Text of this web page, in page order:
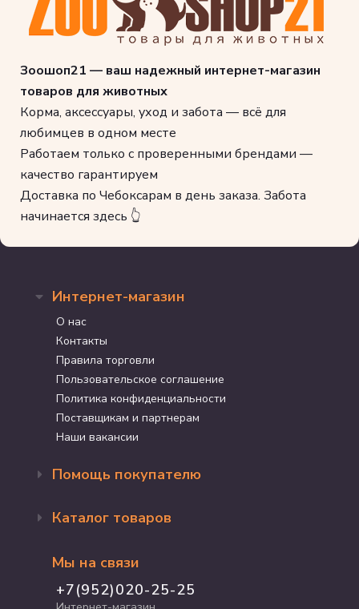
Зоошоп21 — ваш надежный интернет-магазин
товаров для животных
Корма, аксессуары, уход и забота — всё для
любимцев в одном месте
Работаем только с проверенными брендами —
качество гарантируем
Доставка по Чебоксарам в день заказа. Забота
начинается здесь 👆
Интернет-магазин
О нас
Контакты
Правила торговли
Пользовательское соглашение
Политика конфиденциальности
Поставщикам и партнерам
Наши вакансии
Помощь покупателю
Доставка и оплата
Программа лояльности
График работы
Каталог товаров
Акции
Для кошек
Для собак
Мы на связи
+7(952)020-25-25